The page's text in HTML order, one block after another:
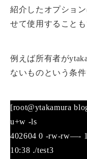
紹介したオプショ
せて使用することも
例えば所有者が
ないものという条
[root@ytakamura
u+w -ls
402604 0 -rw-rw—- 1
10:38 ./test3